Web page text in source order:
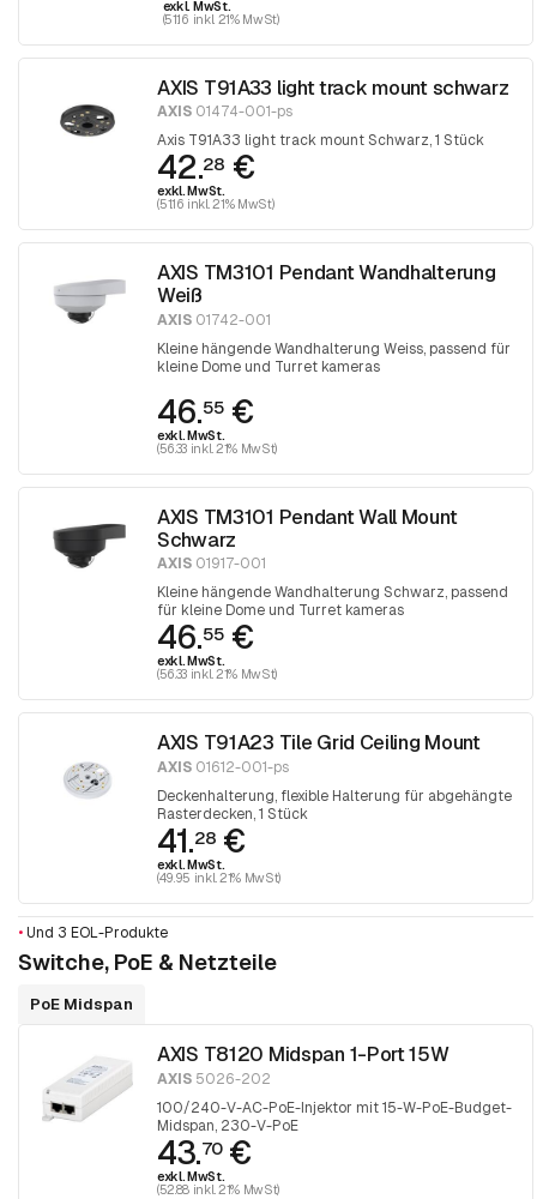
exkl. MwSt.
(51.16 inkl. 21% MwSt)
AXIS T91A33 light track mount schwarz
AXIS 01474-001-ps
Axis T91A33 light track mount Schwarz, 1 Stück
42.28 €
exkl. MwSt.
(51.16 inkl. 21% MwSt)
AXIS TM3101 Pendant Wandhalterung
Weiß
AXIS 01742-001
Kleine hängende Wandhalterung Weiss, passend für
kleine Dome und Turret kameras
46.55 €
exkl. MwSt.
(56.33 inkl. 21% MwSt)
AXIS TM3101 Pendant Wall Mount
Schwarz
AXIS 01917-001
Kleine hängende Wandhalterung Schwarz, passend
für kleine Dome und Turret kameras
46.55 €
exkl. MwSt.
(56.33 inkl. 21% MwSt)
AXIS T91A23 Tile Grid Ceiling Mount
AXIS 01612-001-ps
Deckenhalterung, flexible Halterung für abgehängte
Rasterdecken, 1 Stück
41.28 €
exkl. MwSt.
(49.95 inkl. 21% MwSt)
• Und 3 EOL-Produkte
Switche, PoE & Netzteile
PoE Midspan
AXIS T8120 Midspan 1-Port 15W
AXIS 5026-202
100/240-V-AC-PoE-Injektor mit 15-W-PoE-Budget-
Midspan, 230-V-PoE
43.70€
exkl. MwSt.
(52.88 inkl. 21% MwSt)